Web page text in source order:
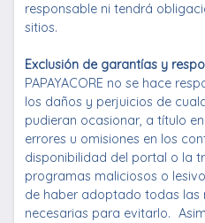
responsable ni tendrá
sitios.
Exclusión de garantías y
PAPAYACORE no se hace
los daños y perjuicios de
pudieran ocasionar, a título
errores u omisiones en los
disponibilidad del portal o la
programas maliciosos o
de haber adoptado todas las
necesarias para evitarlo.